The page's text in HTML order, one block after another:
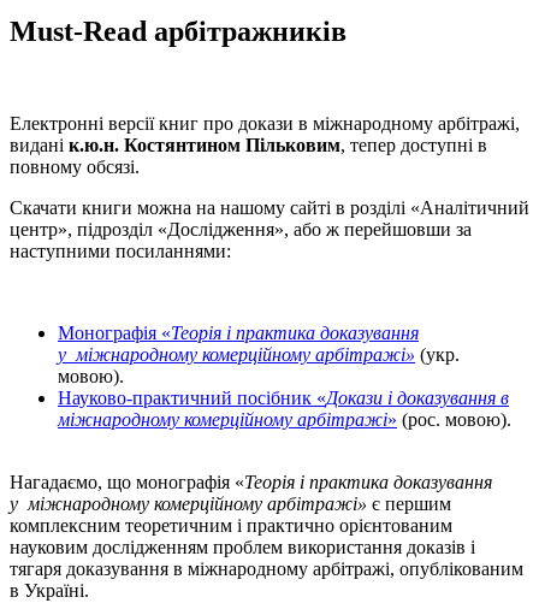
Must-Read арбітражників
Електронні версії книг про докази в міжнародному арбітражі,
видані к.ю.н. Костянтином Пільковим, тепер доступні в
повному обсязі.
Скачати книги можна на нашому сайті в розділі «Аналітичний
центр», підрозділ «Дослідження», або ж перейшовши за
наступними посиланнями:
Монографія «Теорія і практика доказування
у міжнародному комерційному арбітражі» (укр.
мовою).
Науково-практичний посібник «Докази і доказування в
міжнародному комерційному арбітражі» (рос. мовою).
Нагадаємо, що монографія «Теорія і практика доказування
у міжнародному комерційному арбітражі» є першим
комплексним теоретичним і практично орієнтованим
науковим дослідженням проблем використання доказів і
тягаря доказування в міжнародному арбітражі, опублікованим
в Україні.